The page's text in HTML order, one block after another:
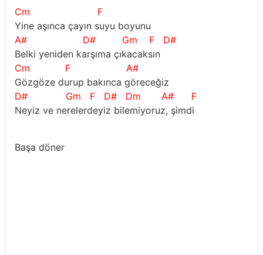
Cm
F
Yine aşınca çayın suyu boyunu
A#
D# Gm F
D#
Belki yeniden karşıma çıkacaksın
Cm
F
A#
Gözgöze durup bakınca göreceğiz
D#
Gm F D# Dm A#
F
Neyiz ve nerelerdeyiz bilemiyoruz, şimdi
Başa döner